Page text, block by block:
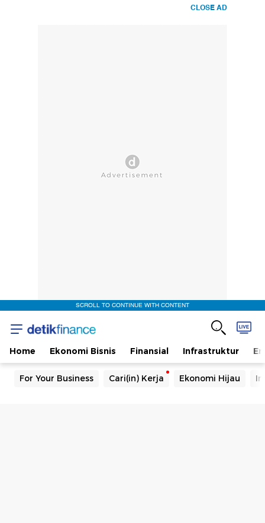
CLOSE AD
SCROLL TO CONTINUE WITH CONTENT
Home Ekonomi Bisnis Finansial Infrastruktur
For Your Business Cari(in) Kerja Ekonomi Hijau